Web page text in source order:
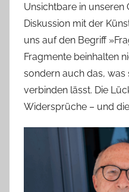
Unsichtbare in unseren
Diskussion mit der
uns auf den Begriff
Fragmente beinhalten
sondern auch das, was
verbinden lässt. Die
Widersprüche – und